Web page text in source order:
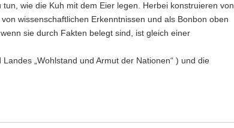
wie die Kuh mit dem Eier legen. Herbei konstruieren von
wissenschaftlichen Erkenntnissen und als Bonbon oben
sie durch Fakten belegt sind, ist gleich einer
„Wohlstand und Armut der Nationen“ ) und die